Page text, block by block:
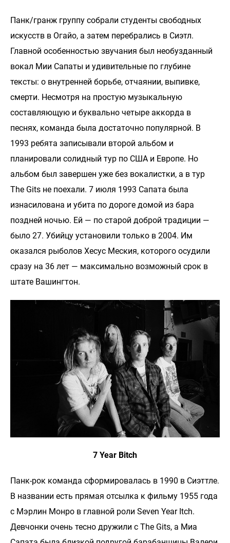
Панк/гранж группу собрали студенты свободных
искусств в Огайо, а затем перебрались в Сиэтл.
Главной особенностью звучания был необузданный
вокал Мии Сапаты и удивительные по глубине
тексты: о внутренней борьбе, отчаянии, выпивке,
смерти. Несмотря на простую музыкальную
составляющую и буквально четыре аккорда в
песнях, команда была достаточно популярной. В
1993 ребята записывали второй альбом и
планировали солидный тур по США и Европе. Но
альбом был завершен уже без вокалистки, а в тур
The Gits не поехали. 7 июля 1993 Сапата была
изнасилована и убита по дороге домой из бара
поздней ночью. Ей — по старой доброй традиции —
было 27. Убийцу установили только в 2004. Им
оказался рыболов Хесус Меския, которого осудили
сразу на 36 лет — максимально возможный срок в
штате Вашингтон.
7 Year Bitch
Панк-рок команда сформировалась в 1990 в Сиэттле.
В названии есть прямая отсылка к фильму 1955 года
с Мэрлин Монро в главной роли Seven Year Itch.
Девчонки очень тесно дружили с The Gits, а Миа